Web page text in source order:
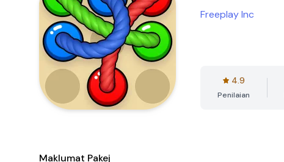
Freeplay Inc
4.9
Penilaian
Maklumat Pakej